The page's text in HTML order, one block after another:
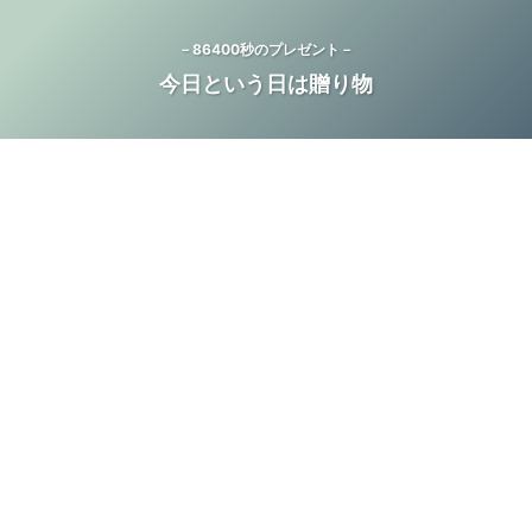
－86400秒のプレゼント－
今日という日は贈り物